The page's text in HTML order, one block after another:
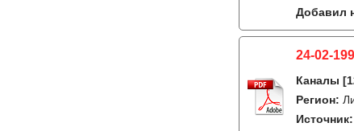
Добавил
24-02-
Каналы
Регион:
Источник: